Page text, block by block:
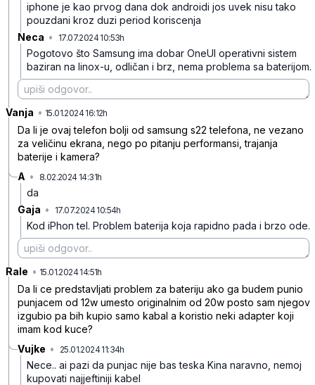
iphone je kao prvog dana dok androidi jos uvek nisu tako
pouzdani kroz duzi period koriscenja
Neca • 17.07.2024 10:53h
Pogotovo što Samsung ima dobar OneUI operativni sistem
baziran na linox-u, odličan i brz, nema problema sa baterijom.
Vanja • 15.01.2024 16:12h
Da li je ovaj telefon bolji od samsung s22 telefona, ne vezano
za veličinu ekrana, nego po pitanju performansi, trajanja
baterije i kamera?
A • 8.02.2024 14:31h
da
Gaja • 17.07.2024 10:54h
Kod iPhon tel. Problem baterija koja rapidno pada i brzo ode.
Rale • 15.01.2024 14:51h
Da li ce predstavljati problem za bateriju ako ga budem punio
punjacem od 12w umesto originalnim od 20w posto sam njegov
izgubio pa bih kupio samo kabal a koristio neki adapter koji
imam kod kuce?
Vujke • 25.01.2024 11:34h
Nece.. ai pazi da punjac nije bas teska Kina naravno, nemoj
kupovati najjeftiniji kabel